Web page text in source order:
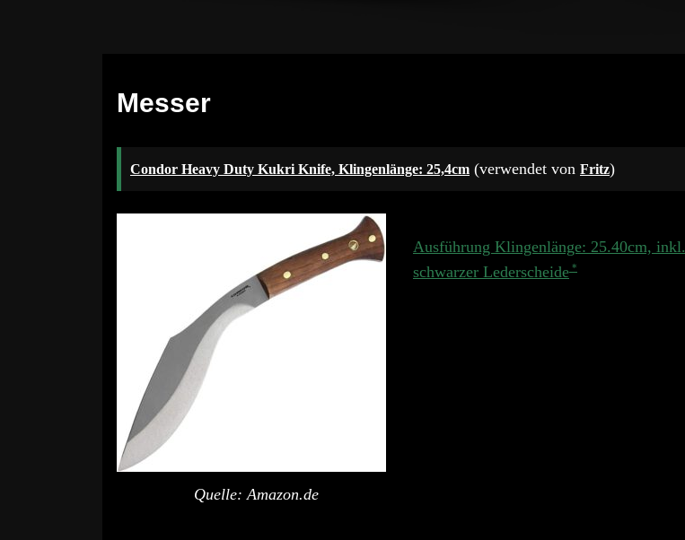
Messer
Condor Heavy Duty Kukri Knife, Klingenlänge: 25,4cm (verwendet von Fritz)
Quelle: Amazon.de
Ausführung Klingenlänge: 25.40cm, inkl.
schwarzer Lederscheide